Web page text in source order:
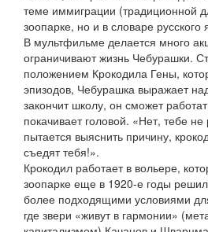
теме иммиграции (традиционной
зоопарке, но и в словаре русского
В мультфильме делается много
ограничивают жизнь Чебурашки.
положением Крокодила Гены,
эпизодов, Чебурашка выражает
закончит школу, он сможет
покачивает головой. «Нет, тебе
пытается выяснить причину,
съедят тебя!».
Крокодил работает в вольере,
зоопарке еще в 1920-е годы
более подходящими условиями
где звери «живут в гармонии»